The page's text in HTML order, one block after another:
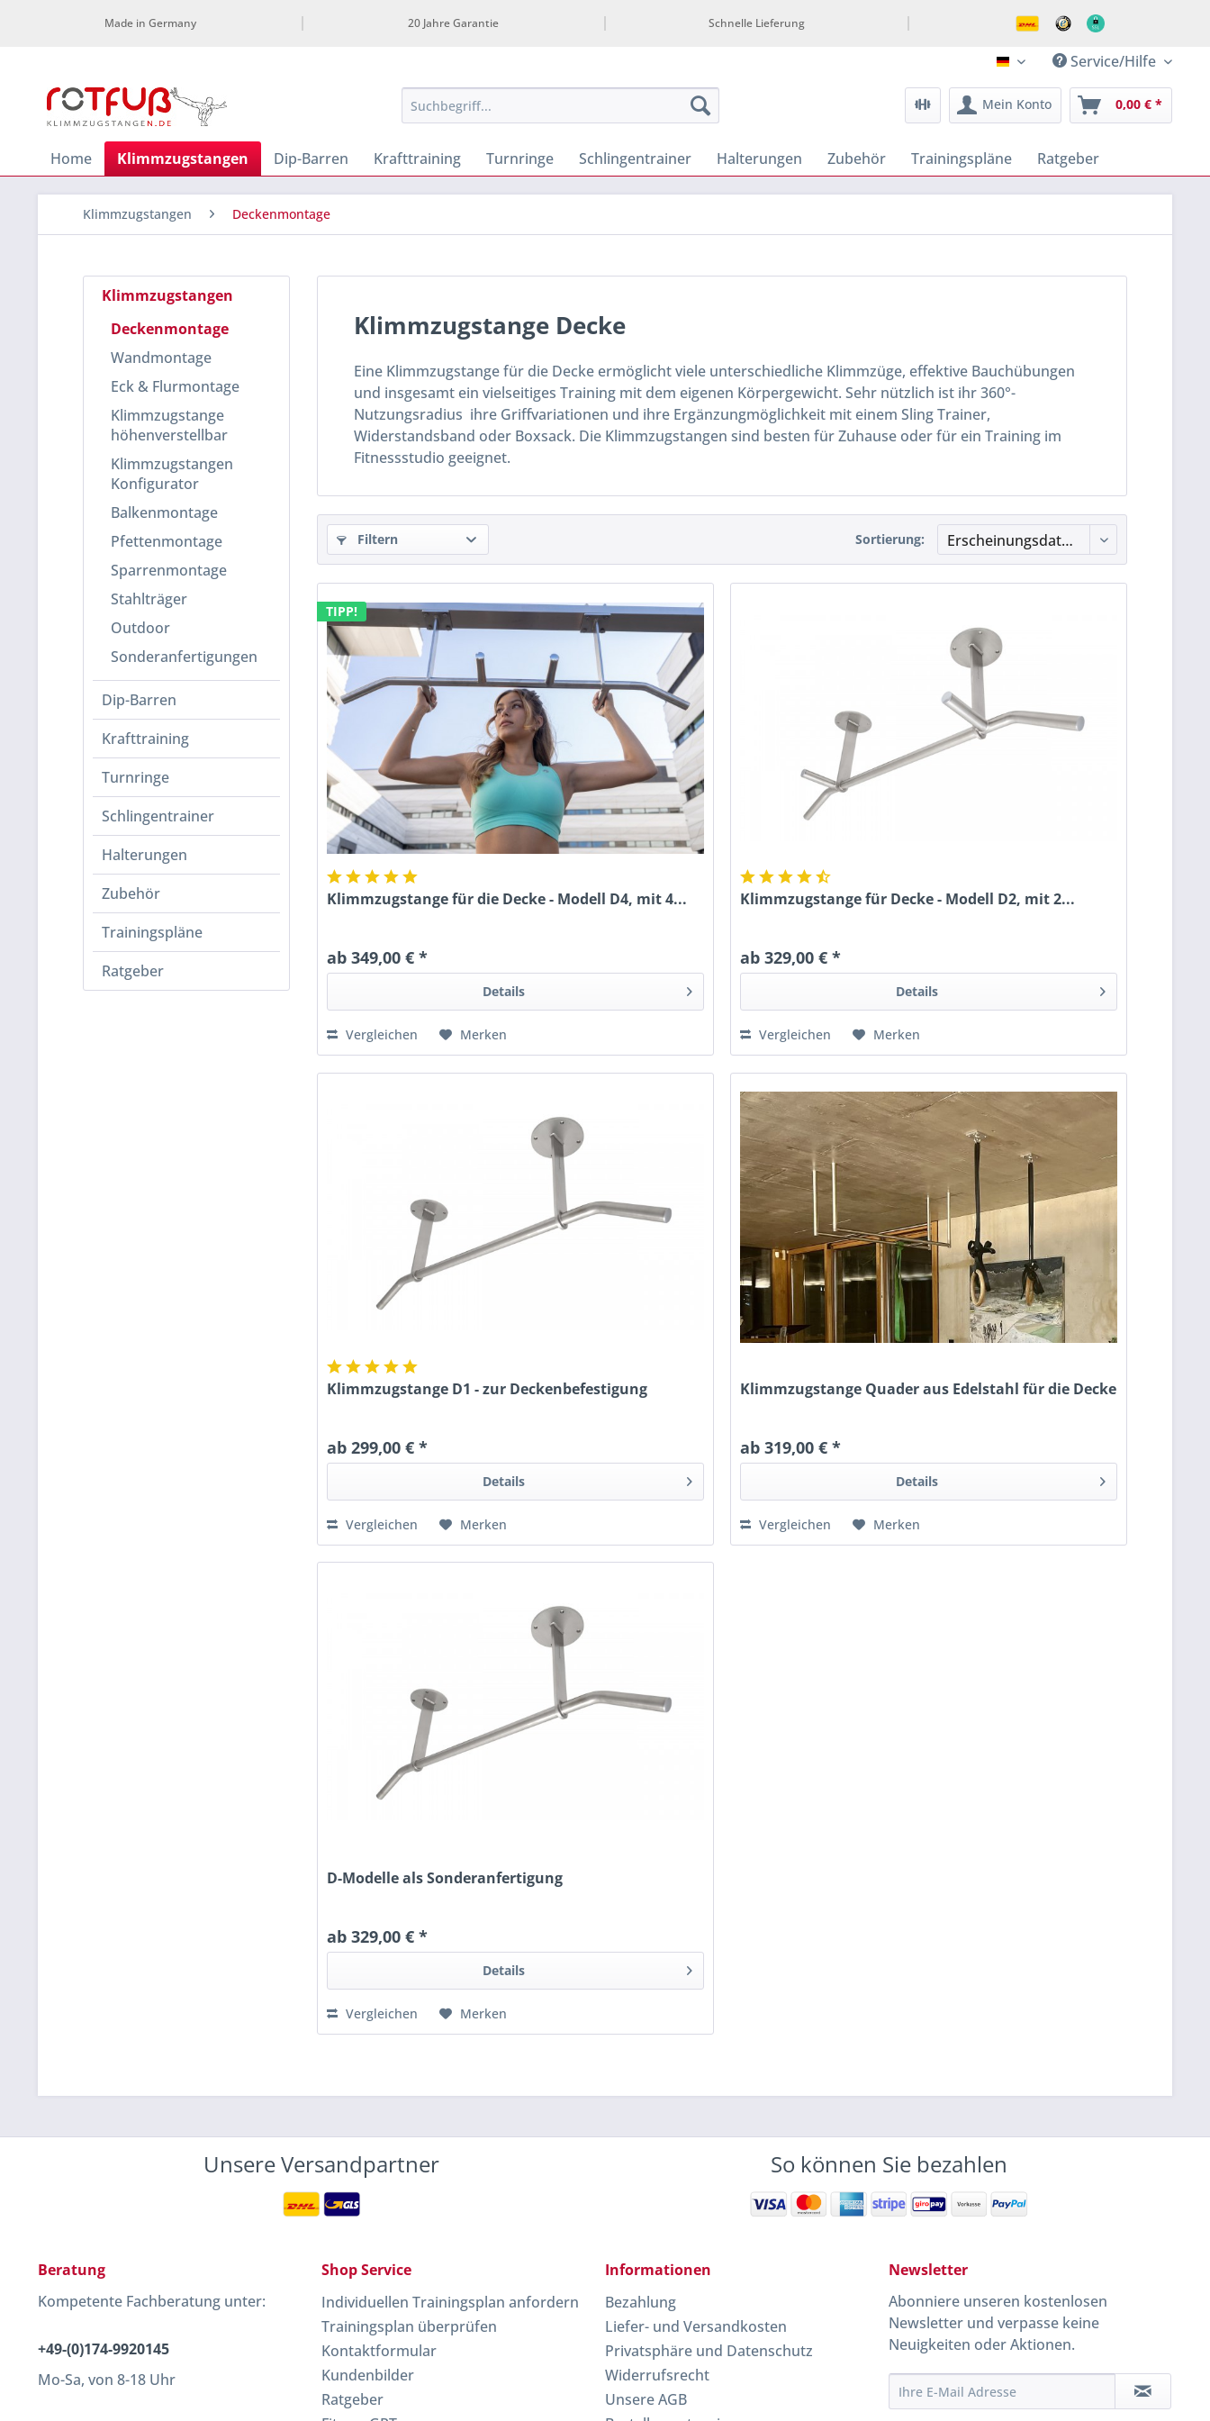
Made in Germany 20 Jahre Garantie Schnelle Lieferung
klimmzugstangen.de - epic
Service/Hilfe
Mein Konto 0,00 € *
Home Klimmzugstangen Dip-Barren Krafttraining Turnringe Schlingentrainer Halterungen Zubehör Trainingspläne Ratgeber
Klimmzugstangen Deckenmontage
Klimmzugstangen
Deckenmontage
Wandmontage
Eck & Flurmontage
Klimmzugstange
höhenverstellbar
Klimmzugstangen
Konfigurator
Balkenmontage
Pfettenmontage
Sparrenmontage
Stahlträger
Outdoor
Sonderanfertigungen
Dip-Barren
Krafttraining
Turnringe
Schlingentrainer
Halterungen
Zubehör
Trainingspläne
Ratgeber
Klimmzugstange Decke
Eine Klimmzugstange für die Decke ermöglicht viele unterschiedliche Klimmzüge, effektive Bauchübungen
und insgesamt ein vielseitiges Training mit dem eigenen Körpergewicht. Sehr nützlich ist ihr 360°-
Nutzungsradius ihre Griffvariationen und ihre Ergänzungmöglichkeit mit einem Sling Trainer,
Widerstandsband oder Boxsack. Die Klimmzugstangen sind besten für Zuhause oder für ein Training im
Fitnessstudio geeignet.
Filtern Sortierung:
TIPP!
Klimmzugstange für die Decke - Modell D4, mit 4...
ab 349,00 € *
Details
Vergleichen Merken
Klimmzugstange für Decke - Modell D2, mit 2...
ab 329,00 € *
Details
Vergleichen Merken
Klimmzugstange D1 - zur Deckenbefestigung
ab 299,00 € *
Details
Vergleichen Merken
Klimmzugstange Quader aus Edelstahl für die Decke
ab 319,00 € *
Details
Vergleichen Merken
D-Modelle als Sonderanfertigung
ab 329,00 € *
Details
Vergleichen Merken
Unsere Versandpartner So können Sie bezahlen
Beratung
Kompetente Fachberatung unter:
+49-(0)174-9920145
Mo-Sa, von 8-18 Uhr
Shop Service
Individuellen Trainingsplan anfordern
Trainingsplan überprüfen
Kontaktformular
Kundenbilder
Ratgeber
Informationen
Bezahlung
Liefer- und Versandkosten
Privatsphäre und Datenschutz
Widerrufsrecht
Unsere AGB
Newsletter
Abonniere unseren kostenlosen
Newsletter und verpasse keine
Neuigkeiten oder Aktionen.